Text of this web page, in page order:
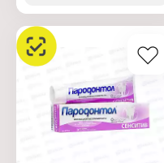
чистит межзубные
промежутки
Материал:
полипропилен, нейлон
Упаковка: блистер